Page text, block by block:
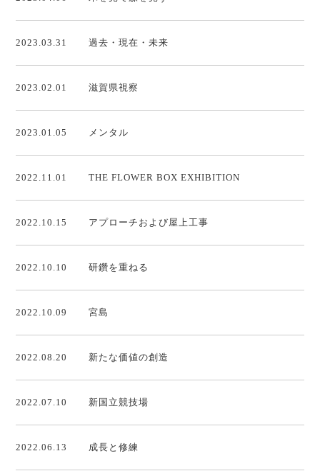
2023.03.31 過去・現在・未来
2023.02.01 滋賀県視察
2023.01.05 メンタル
2022.11.01 THE FLOWER BOX EXHIBITION
2022.10.15 アプローチおよび屋上工事
2022.10.10 研鑽を重ねる
2022.10.09 宮島
2022.08.20 新たな価値の創造
2022.07.10 新国立競技場
2022.06.13 成長と修練